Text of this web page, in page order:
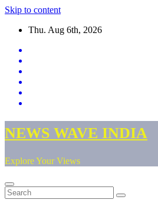
Skip to content
Thu. Aug 6th, 2026
NEWS WAVE INDIA
Explore Your Views